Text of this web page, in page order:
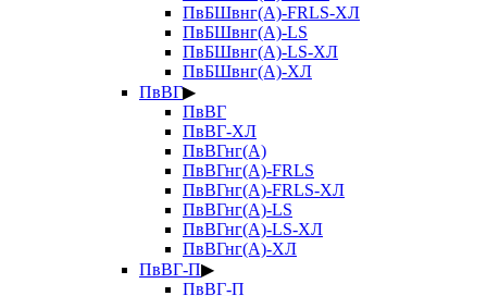
ПвБШвнг(А)-FRLS-ХЛ
ПвБШвнг(А)-LS
ПвБШвнг(А)-LS-ХЛ
ПвБШвнг(А)-ХЛ
ПвВГ▶
ПвВГ
ПвВГ-ХЛ
ПвВГнг(А)
ПвВГнг(А)-FRLS
ПвВГнг(А)-FRLS-ХЛ
ПвВГнг(А)-LS
ПвВГнг(А)-LS-ХЛ
ПвВГнг(А)-ХЛ
ПвВГ-П▶
ПвВГ-П